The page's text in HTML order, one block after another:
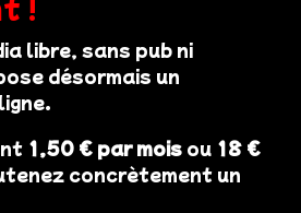
libre, sans pub ni
désormais un
1,50 € par mois ou 18 €
concrètement un